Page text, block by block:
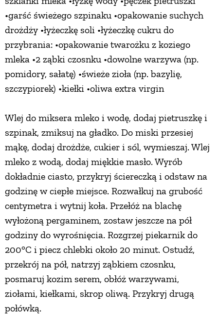
•garść świeżego szpinaku •opakowanie suchych
drożdży •łyżeczkę soli •łyżeczkę cukru do
przybrania: •opakowanie twarożku z koziego
mleka •2 ząbki czosnku •dowolne warzywa (np.
pomidory, sałatę) •świeże zioła (np. bazylię,
szczypiorek) •kiełki •oliwa extra virgin
Wlej do miksera mleko i wodę, dodaj pietruszkę i
szpinak, zmiksuj na gładko. Do miski przesiej
mąkę, dodaj drożdże, cukier i sól, wymieszaj. Wlej
mleko z wodą, dodaj miękkie masło. Wyrób
dokładnie ciasto, przykryj ściereczką i odstaw na
godzinę w ciepłe miejsce. Rozwałkuj na grubość
centymetra i wytnij koła. Przełóż na blachę
wyłożoną pergaminem, zostaw jeszcze na pół
godziny do wyrośnięcia. Rozgrzej piekarnik do
200°C i piecz chlebki około 20 minut. Ostudź,
przekrój na pół, natrzyj ząbkiem czosnku,
posmaruj kozim serem, obłóż warzywami,
ziołami, kiełkami, skrop oliwą. Przykryj drugą
połówką.